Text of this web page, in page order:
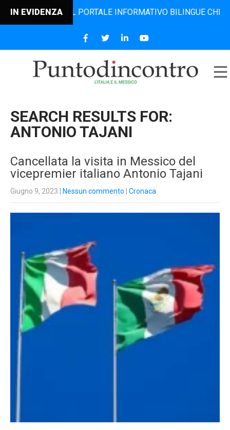
IN EVIDENZA
IL PORTALE INFORMATIVO BILINGUE CHE DAL 2006
SEARCH RESULTS FOR:
ANTONIO TAJANI
Cancellata la visita in Messico del
vicepremier italiano Antonio Tajani
Giugno 9, 2023 Nessun commento Cronaca